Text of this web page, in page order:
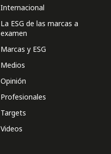
Internacional
La ESG de las marcas a
examen
Marcas y ESG
Medios
Opinión
Profesionales
Targets
Videos